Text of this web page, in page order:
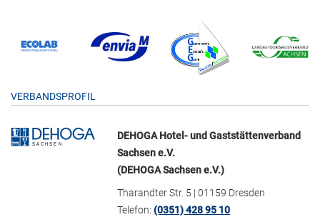
VERBANDSPROFIL
DEHOGA Hotel- und Gaststättenverband
Sachsen e.V.
(DEHOGA Sachsen e.V.)
Tharandter Str. 5 | 01159 Dresden
Telefon:(0351) 428 95 10